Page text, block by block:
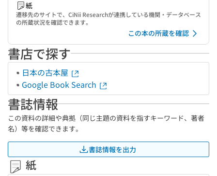
紙
遷移先のサイトで、CiNii Researchが連携している機関・データベース
の所蔵状況を確認できます。
この本の所蔵を確認
書店で探す
日本の古本屋
Google Book Search
書誌情報
この資料の詳細や典拠（同じ主題の資料を指すキーワード、著者
名）等を確認できます。
書誌情報を出力
紙